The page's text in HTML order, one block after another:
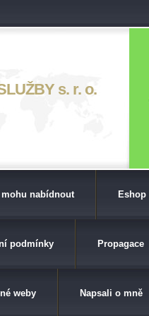
s. r. o.
mohu nabídnout Eshop
podmínky Propagace
weby Napsali o mně